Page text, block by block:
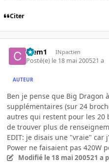
Citer
Clem1 INpactien
Posté(e) le 18 mai 200521 a
AUTEUR
Ben je pense que Big Dragon
supplémentaires (sur 24
autres qui restent pour les 20
de trouver plus de
EDIT: je disais une "vraie" car
Power ne faisaient pas 420W
Modifié le 18 mai 200521 a